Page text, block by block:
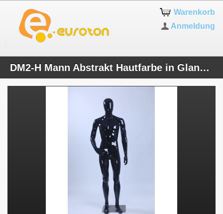
Warenkorb
Anmeldung
DM2-H Mann Abstrakt Hautfarbe in Glanz männliche Schaufensterpuppe schwarze Figur Egghead